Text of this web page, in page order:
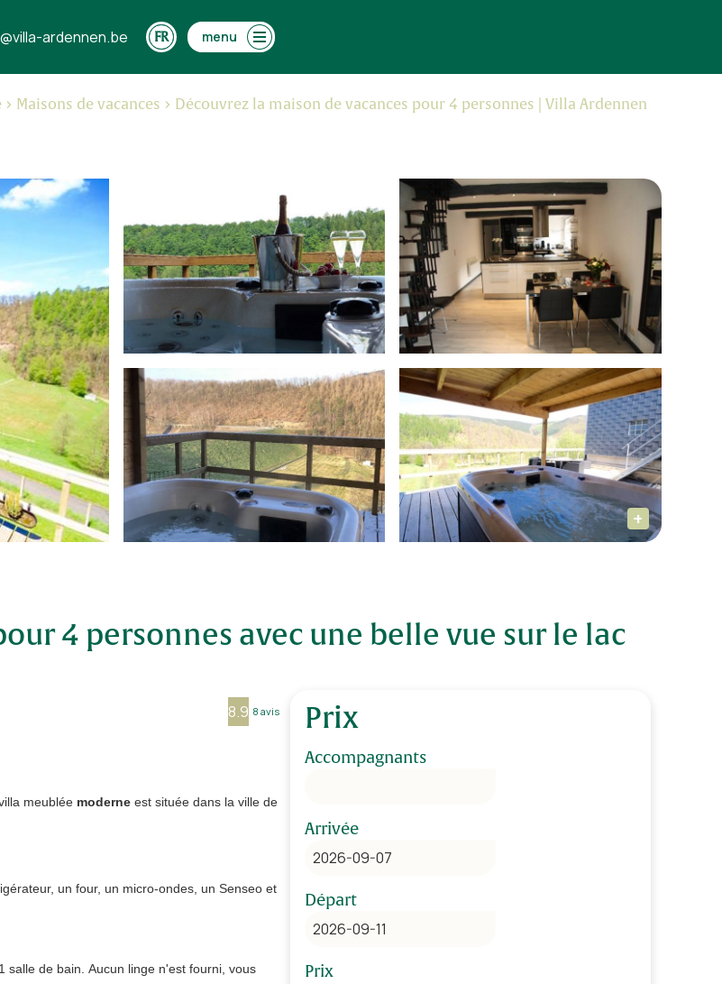
ardennen.be menu
Maisons de vacances Découvrez la maison de vacances pour 4 personnes | Villa Ardennen
4 personnes avec une belle vue sur le lac
8.9 8 avis
meublée moderne est située dans la ville de
un four, un micro-ondes, un Senseo et
salle de bain. Aucun linge n'est fourni, vous
Prix
Accompagnants
Arrivée
Départ
Prix